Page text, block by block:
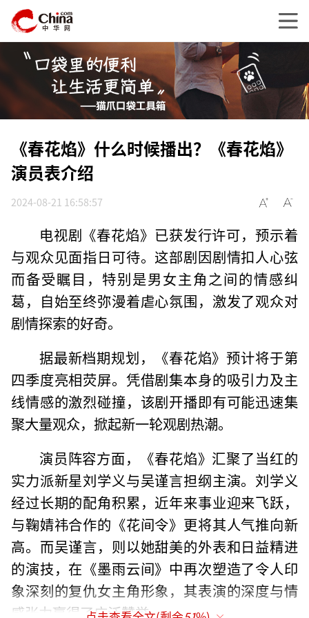
《春花焰》什么时候播出？《春花焰》
演员表介绍
2024-08-21 16:58:57
电视剧《春花焰》已获发行许可，预示着
与观众见面指日可待。这部剧因剧情扣人心弦
而备受瞩目，特别是男女主角之间的情感纠
葛，自始至终弥漫着虐心氛围，激发了观众对
剧情探索的好奇。
据最新档期规划，《春花焰》预计将于第
四季度亮相荧屏。凭借剧集本身的吸引力及主
线情感的激烈碰撞，该剧开播即有可能迅速集
聚大量观众，掀起新一轮观剧热潮。
演员阵容方面，《春花焰》汇聚了当红的
实力派新星刘学义与吴谨言担纲主演。刘学义
经过长期的配角积累，近年来事业迎来飞跃，
与鞠婧祎合作的《花间令》更将其人气推向新
高。而吴谨言，则以她甜美的外表和日益精进
的演技，在《墨雨云间》中再次塑造了令人印
象深刻的复仇女主角形象，其表演的深度与情
感张力赢得了广泛赞誉。